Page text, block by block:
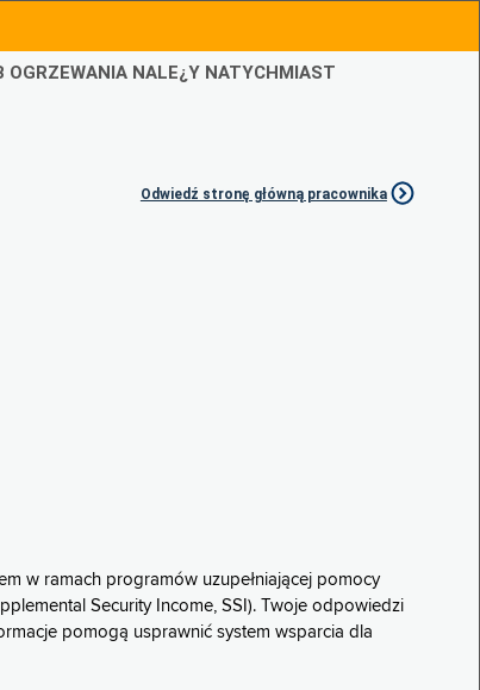
OGRZEWANIA NALE¿Y NATYCHMIAST
Odwiedź stronę główną pracownika
w ramach programów uzupełniającej pomocy
Security Income, SSI). Twoje odpowiedzi
pomogą usprawnić system wsparcia dla